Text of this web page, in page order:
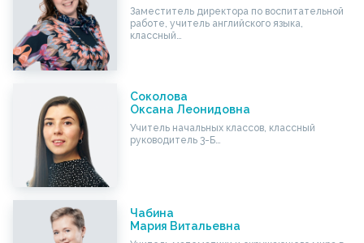
Заместитель директора по воспитательной
работе, учитель английского языка,
классный…
Соколова
Оксана Леонидовна
Учитель начальных классов, классный
руководитель 3-Б…
Чабина
Мария Витальевна